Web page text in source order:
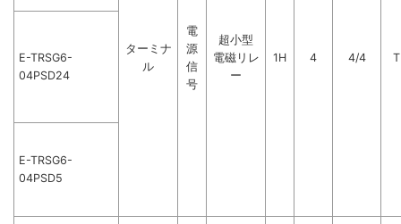
ターミナ
ル
電
源
信
号
超小型
電磁リレ
ー
1H 4 4/4
E-TRSG6-
04PSD24
E-TRSG6-
04PSD5